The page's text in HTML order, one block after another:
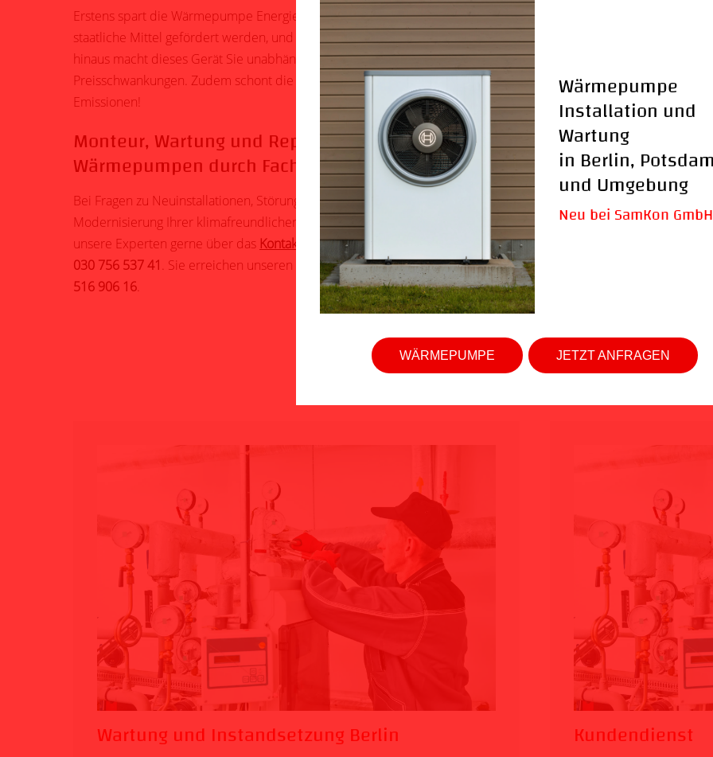
Wärmepumpe
Installation und
Wartung
in Berlin,
und Umgebung
Neu bei SamKon
WÄRMEPUMPE JETZT ANFRAGEN
Erstens spart die Wärmepumpe Energie und Heizkosten. Die Finanzierung von Wärmepumpen kann durch
staatliche Mittel gefördert werden, und Wärmepumpen erfordern im Betrieb nur wenig Wartung. Darüber
hinaus macht dieses Gerät Sie unabhängig von fossilen Brennstoffen und den damit verbundenen
Preisschwankungen. Zudem schont die Wärmepumpe fossile Ressourcen und arbeitet ohne CO2-
Emissionen!
Monteur, Wartung und Reparaturvon
Wärmepumpen durch Fachpersonal
Bei Fragen zu Neuinstallationen, Störungen, Wartungsbedarf oder der
Modernisierung Ihrer klimafreundlichen Heizungsanlagen kontaktieren Sie
unsere Experten gerne über das Kontaktformularoder telefonisch unter:
030 756 537 41. Sie erreichen unseren Notdienst unter der Rufnummer030
516 906 16.
Wartung und Instandsetzung Berlin Kundendienst